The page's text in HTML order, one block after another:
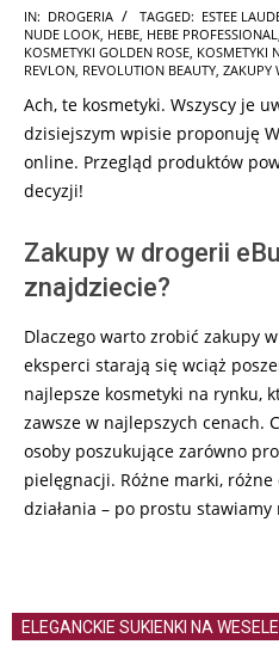
2024-
11-
15
IN: DROGERIA TAGGED: ESTEE
NUDE LOOK, HEBE, HEBE PROFESSIONAL,
KOSMETYKI GOLDEN ROSE, KOSMETYKI
REVLON, REVOLUTION BEAUTY, ZAKUPY
Ach, te kosmetyki. Wszyscy je
dzisiejszym wpisie proponuję
online. Przegląd produktów
decyzji!
Zakupy w drogerii
znajdziecie?
Dlaczego warto zrobić zakupy
eksperci starają się wciąż
najlepsze kosmetyki na rynku,
zawsze w najlepszych cenach.
osoby poszukujące zarówno
pielęgnacji. Różne marki,
działania – po prostu
ELEGANCKIE SUKIENKI NA WESELE